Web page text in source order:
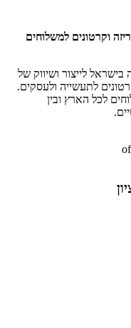
וקרטונים למשלוחים
לייצור ושיווק של
לתעשייה ולעסקים.
לכל הארץ ובין